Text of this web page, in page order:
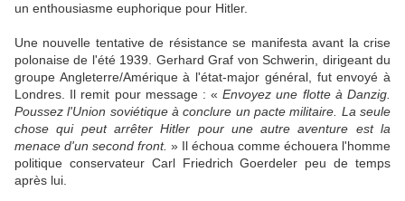
un enthousiasme euphorique pour Hitler.
Une nouvelle tentative de résistance se manifesta avant la crise
polonaise de l'été 1939. Gerhard Graf von Schwerin, dirigeant du
groupe Angleterre/Amérique à l'état-major général, fut envoyé à
Londres. Il remit pour message : «Envoyez une flotte à Danzig.
Poussez l'Union soviétique à conclure un pacte militaire. La seule
chose qui peut arrêter Hitler pour une autre aventure est la
menace d'un second front. » Il échoua comme échouera l'homme
politique conservateur Carl Friedrich Goerdeler peu de temps
après lui.